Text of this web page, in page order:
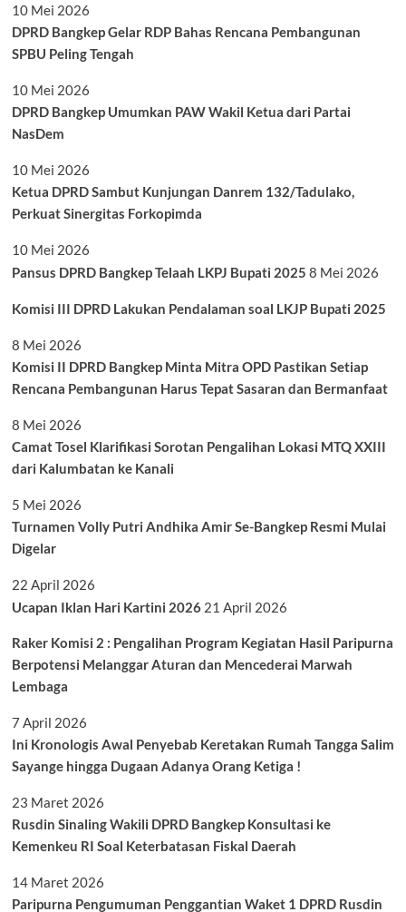
10 Mei 2026
DPRD Bangkep Gelar RDP Bahas Rencana Pembangunan
SPBU Peling Tengah
10 Mei 2026
DPRD Bangkep Umumkan PAW Wakil Ketua dari Partai
NasDem
10 Mei 2026
Ketua DPRD Sambut Kunjungan Danrem 132/Tadulako,
Perkuat Sinergitas Forkopimda
10 Mei 2026
Pansus DPRD Bangkep Telaah LKPJ Bupati 2025 8 Mei 2026
Komisi III DPRD Lakukan Pendalaman soal LKJP Bupati 2025
8 Mei 2026
Komisi II DPRD Bangkep Minta Mitra OPD Pastikan Setiap
Rencana Pembangunan Harus Tepat Sasaran dan Bermanfaat
8 Mei 2026
Camat Tosel Klarifikasi Sorotan Pengalihan Lokasi MTQ XXIII
dari Kalumbatan ke Kanali
5 Mei 2026
Turnamen Volly Putri Andhika Amir Se-Bangkep Resmi Mulai
Digelar
22 April 2026
Ucapan Iklan Hari Kartini 2026 21 April 2026
Raker Komisi 2 : Pengalihan Program Kegiatan Hasil Paripurna
Berpotensi Melanggar Aturan dan Mencederai Marwah
Lembaga
7 April 2026
Ini Kronologis Awal Penyebab Keretakan Rumah Tangga Salim
Sayange hingga Dugaan Adanya Orang Ketiga !
23 Maret 2026
Rusdin Sinaling Wakili DPRD Bangkep Konsultasi ke
Kemenkeu RI Soal Keterbatasan Fiskal Daerah
14 Maret 2026
Paripurna Pengumuman Penggantian Waket 1 DPRD Rusdin